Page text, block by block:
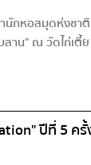
กหอสมุดห่งชาติ
าน" ณ วัดไก่เ
ปีที่ 5 ค